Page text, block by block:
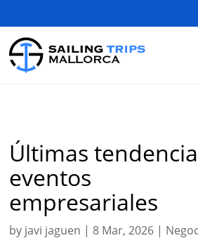
Últimas
eventos
empresariales
by javi jaguen | 8 Mar, 2026 |